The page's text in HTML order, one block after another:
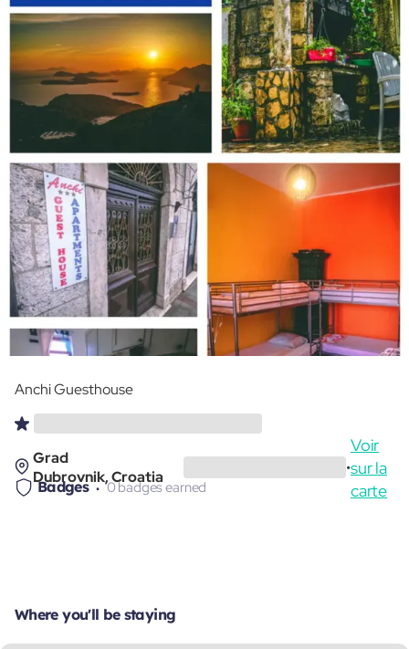
Anchi Guesthouse
Grad
Dubrovnik, Croatia
•
Voir
sur la
carte
Badges 0 badges earned
Where you'll be staying